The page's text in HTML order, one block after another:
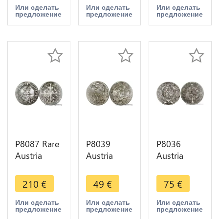
1693 Graz
IA Silver AU
Или сделать
предложение
Kaiser
Leopold I
Tirol
Или сделать
предложение
Kreuzer
Ferdinand
Hall
Или сделать
предложение
P8087 Rare
Austria
Sechser 6
Kreuzer
Sigismund
Hall 1477
210 €
Или сделать
предложение
P8039
Austria
Salzburg 4
Kreuzer
Franz Anton
von Harrach
49 €
Или сделать
предложение
P8036
Austria
Salzburg
Kreuzer Max
Gandolph
Graf
75 €
Или сделать
предложение